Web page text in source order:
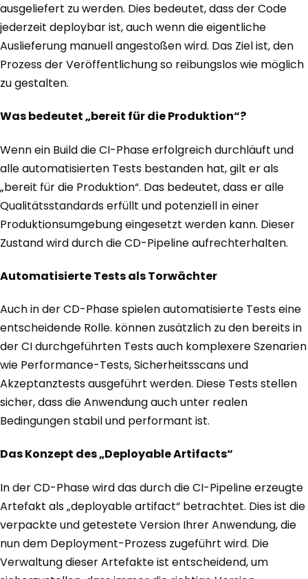
ausgeliefert zu werden. Dies bedeutet, dass der Code
jederzeit deploybar ist, auch wenn die eigentliche
Auslieferung manuell angestoßen wird. Das Ziel ist, den
Prozess der Veröffentlichung so reibungslos wie möglich
zu gestalten.
Was bedeutet „bereit für die Produktion“?
Wenn ein Build die CI-Phase erfolgreich durchläuft und
alle automatisierten Tests bestanden hat, gilt er als
„bereit für die Produktion“. Das bedeutet, dass er alle
Qualitätsstandards erfüllt und potenziell in einer
Produktionsumgebung eingesetzt werden kann. Dieser
Zustand wird durch die CD-Pipeline aufrechterhalten.
Automatisierte Tests als Torwächter
Auch in der CD-Phase spielen automatisierte Tests eine
entscheidende Rolle. können zusätzlich zu den bereits in
der CI durchgeführten Tests auch komplexere Szenarien
wie Performance-Tests, Sicherheitsscans und
Akzeptanztests ausgeführt werden. Diese Tests stellen
sicher, dass die Anwendung auch unter realen
Bedingungen stabil und performant ist.
Das Konzept des „Deployable Artifacts“
In der CD-Phase wird das durch die CI-Pipeline erzeugte
Artefakt als „deployable artifact“ betrachtet. Dies ist die
verpackte und getestete Version Ihrer Anwendung, die
nun dem Deployment-Prozess zugeführt wird. Die
Verwaltung dieser Artefakte ist entscheidend, um